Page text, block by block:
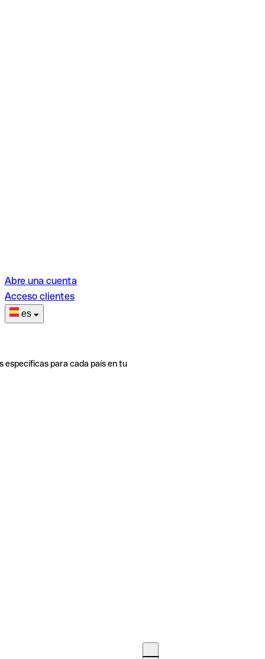
Abre una cuenta
Acceso clientes
es
específicas para cada país en tu